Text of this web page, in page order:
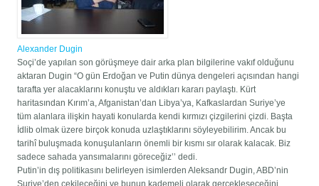
Alexander Dugin
Soçi’de yapılan son görüşmeye dair arka plan bilgilerine vakıf olduğunu
aktaran Dugin “O gün Erdoğan ve Putin dünya dengeleri açısından hangi
tarafta yer alacaklarını konuştu ve aldıkları kararı paylaştı. Kürt
haritasından Kırım’a, Afganistan’dan Libya’ya, Kafkaslardan Suriye’ye
tüm alanlara ilişkin hayati konularda kendi kırmızı çizgilerini çizdi. Başta
İdlib olmak üzere birçok konuda uzlaştıklarını söyleyebilirim. Ancak bu
tarihî buluşmada konuşulanların önemli bir kısmı sır olarak kalacak. Biz
sadece sahada yansımalarını göreceğiz’’ dedi.
Putin’in dış politikasını belirleyen isimlerden Aleksandr Dugin, ABD’nin